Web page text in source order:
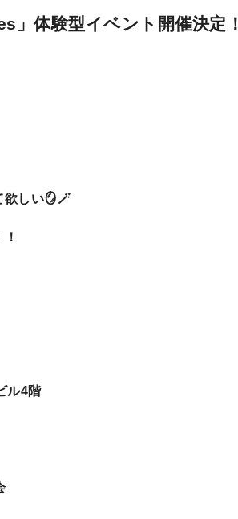
」体験型イベント開催決定！
欲しい🪞🪄︎︎
4階